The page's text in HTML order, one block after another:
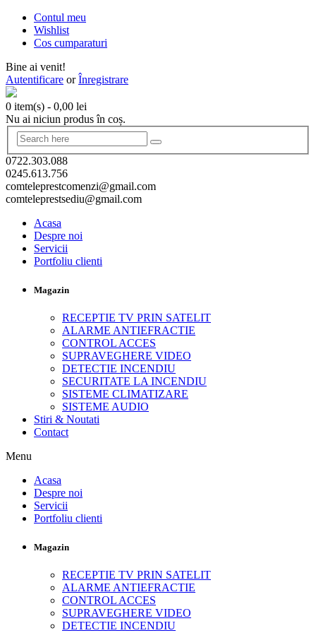
Contul meu
Wishlist
Cos cumparaturi
Bine ai venit!
Autentificare orÎnregistrare
0 item(s) - 0,00 lei
Nu ai niciun produs în coș.
0722.303.088
0245.613.756
comteleprestcomenzi@gmail.com
comteleprestsediu@gmail.com
Acasa
Despre noi
Servicii
Portfoliu clienti
Magazin
RECEPTIE TV PRIN SATELIT
ALARME ANTIEFRACTIE
CONTROL ACCES
SUPRAVEGHERE VIDEO
DETECTIE INCENDIU
SECURITATE LA INCENDIU
SISTEME CLIMATIZARE
SISTEME AUDIO
Stiri & Noutati
Contact
Menu
Acasa
Despre noi
Servicii
Portfoliu clienti
Magazin
RECEPTIE TV PRIN SATELIT
ALARME ANTIEFRACTIE
CONTROL ACCES
SUPRAVEGHERE VIDEO
DETECTIE INCENDIU